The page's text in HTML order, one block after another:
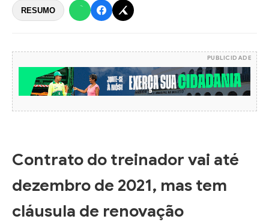
RESUMO
PUBLICIDADE
Contrato do treinador vai até
dezembro de 2021, mas tem
cláusula de renovação